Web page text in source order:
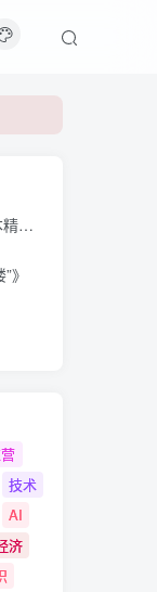
【喜马拉雅】《樊登：一生必读的10本精选好书》
》
技术
AI
济